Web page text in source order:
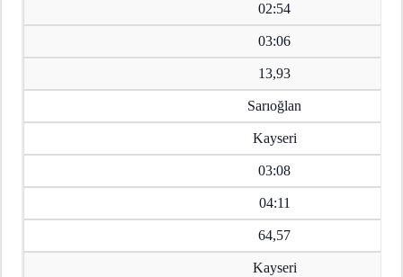
02:54
03:06
13,93
Sarıoğlan
Kayseri
03:08
04:11
64,57
Kayseri